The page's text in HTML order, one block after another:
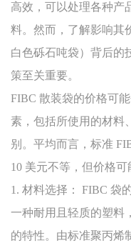
高效，可以处理各种产
料。然而，了解影响其
白色砾石吨袋）背后的
策至关重要。
FIBC 散装袋的价格可
素，包括所使用的材料
别。平均而言，标准
10 美元不等，但价格
1. 材料选择： FIBC 袋
一种耐用且轻质的塑料
的特性。由标准聚丙烯